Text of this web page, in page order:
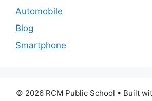
Automobile
Blog
Smartphone
© 2026 RCM Public School • Built